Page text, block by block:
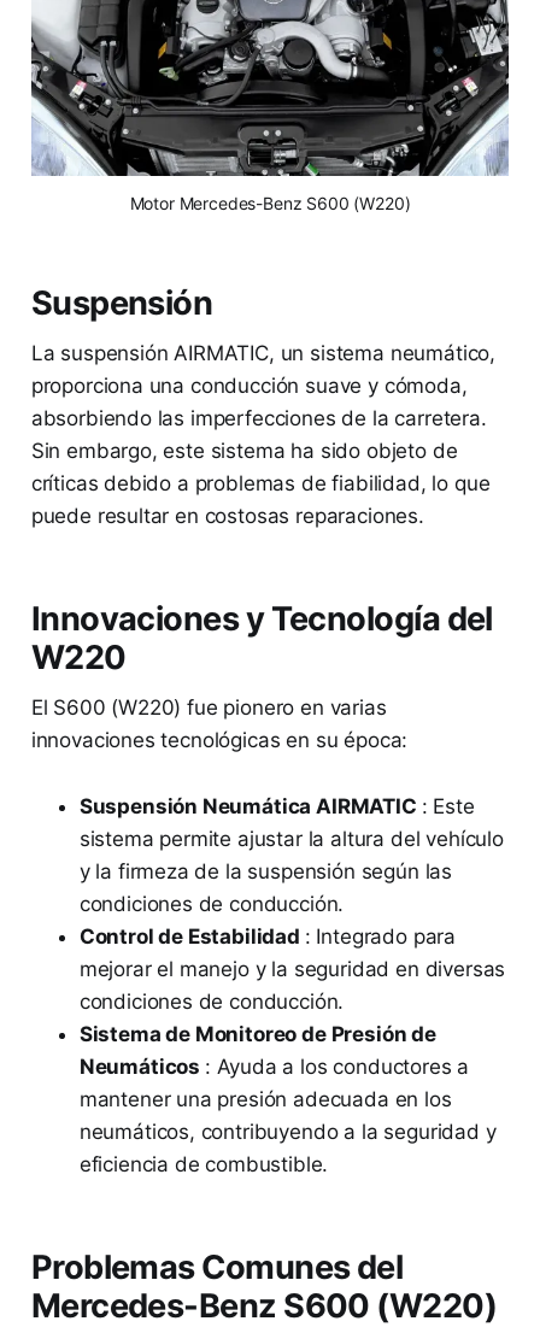
Motor Mercedes-Benz S600 (W220)
Suspensión
La suspensión AIRMATIC, un sistema neumático,
proporciona una conducción suave y cómoda,
absorbiendo las imperfecciones de la carretera.
Sin embargo, este sistema ha sido objeto de
críticas debido a problemas de fiabilidad, lo que
puede resultar en costosas reparaciones.
Innovaciones y Tecnología del
W220
El S600 (W220) fue pionero en varias
innovaciones tecnológicas en su época:
Suspensión Neumática AIRMATIC : Este
sistema permite ajustar la altura del vehículo
y la firmeza de la suspensión según las
condiciones de conducción.
Control de Estabilidad : Integrado para
mejorar el manejo y la seguridad en diversas
condiciones de conducción.
Sistema de Monitoreo de Presión de
Neumáticos : Ayuda a los conductores a
mantener una presión adecuada en los
neumáticos, contribuyendo a la seguridad y
eficiencia de combustible.
Problemas Comunes del
Mercedes-Benz S600 (W220)